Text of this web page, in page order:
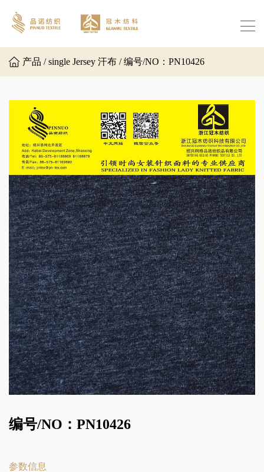
产品 / single Jersey 汗布 / 编号/NO：PN10426
编号/NO：PN10426
参数信息